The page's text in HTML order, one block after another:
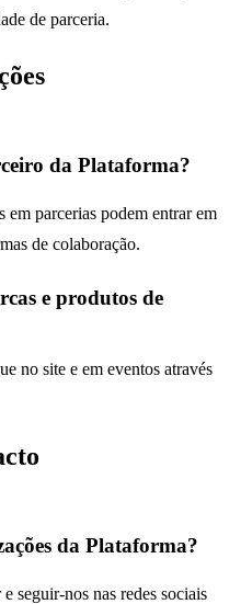
de parceria.
da Plataforma?
em parcerias podem entrar em
de colaboração.
e produtos de
no site e em eventos através
da Plataforma?
seguir-nos nas redes sociais